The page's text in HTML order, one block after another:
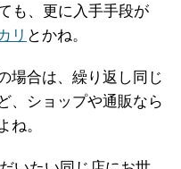
も、更に入手手段が
リ とかね。
場合は、繰り返し同じ
、ショップや通販なら
ね。